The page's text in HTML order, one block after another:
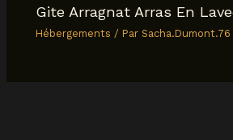
Gite Arragnat Arras En
Hébergements / ParSacha.Dumont.76